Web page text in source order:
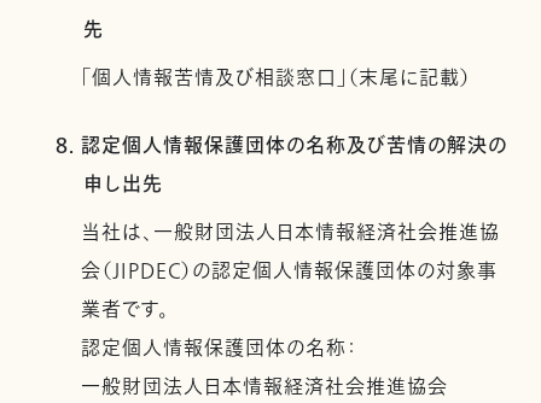
先
「個人情報苦情及び相談窓口」（末尾に記載）
8. 認定個人情報保護団体の名称及び苦情の解決の
申し出先
当社は、一般財団法人日本情報経済社会推進協
会（JIPDEC）の認定個人情報保護団体の対象事
業者です。
認定個人情報保護団体の名称：
一般財団法人日本情報経済社会推進協会